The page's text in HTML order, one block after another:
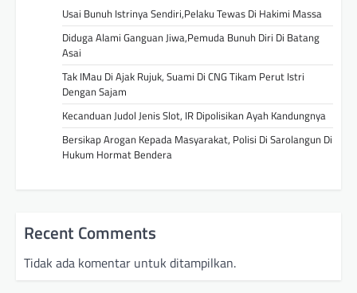
Usai Bunuh Istrinya Sendiri,Pelaku Tewas Di Hakimi Massa
Diduga Alami Ganguan Jiwa,Pemuda Bunuh Diri Di Batang
Asai
Tak IMau Di Ajak Rujuk, Suami Di CNG Tikam Perut Istri
Dengan Sajam
Kecanduan Judol Jenis Slot, IR Dipolisikan Ayah Kandungnya
Bersikap Arogan Kepada Masyarakat, Polisi Di Sarolangun Di
Hukum Hormat Bendera
Recent Comments
Tidak ada komentar untuk ditampilkan.